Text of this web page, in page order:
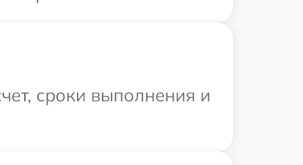
сроки выполнения и